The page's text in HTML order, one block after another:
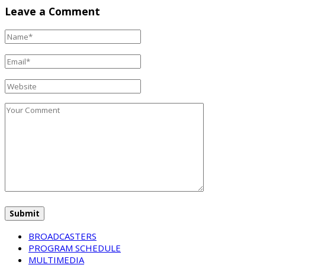
Leave a Comment
BROADCASTERS
PROGRAM SCHEDULE
MULTIMEDIA